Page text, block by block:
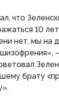
что
10
нет, мы на
брату